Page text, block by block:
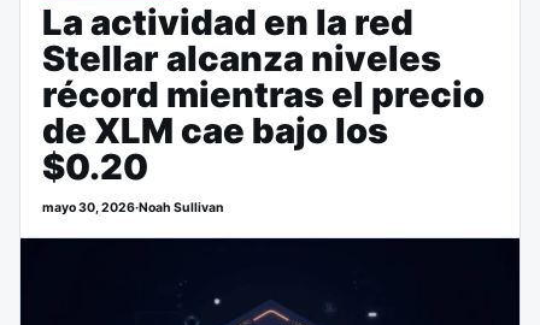
La actividad en la red
Stellar alcanza niveles
récord mientras el precio
de XLM cae bajo los
$0.20
mayo 30, 2026·Noah Sullivan